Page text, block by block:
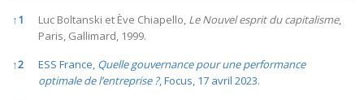
References
↑1 Luc Boltanski et Ève Chiapello, Le Nouvel esprit du capitalisme,
Paris, Gallimard, 1999.
↑2 ESS France, Quelle gouvernance pour une performance
optimale de l’entreprise ?, Focus, 17 avril 2023.